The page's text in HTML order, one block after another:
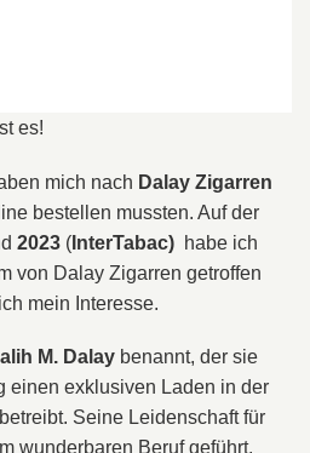
es!
mich nach Dalay Zigarren
bestellen mussten. Auf der
2023 ( InterTabac) habe ich
von Dalay Zigarren getroffen
mein Interesse.
M. Dalay benannt, der sie
einen exklusiven Laden in der
Seine Leidenschaft für
wunderbaren Beruf geführt.